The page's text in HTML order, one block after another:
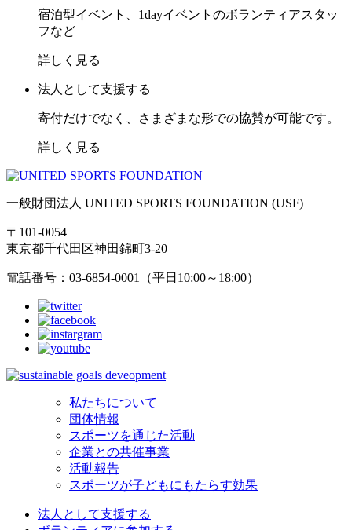
宿泊型イベント、1dayイベントのボランティアスタッ
フなど
詳しく見る
法人として支援する
寄付だけでなく、さまざまな形での協賛が可能です。
詳しく見る
一般財団法人 UNITED SPORTS FOUNDATION (USF)
〒101-0054
東京都千代田区神田錦町3-20
電話番号：03-6854-0001（平日10:00～18:00）
私たちについて
団体情報
スポーツを通じた活動
企業との共催事業
活動報告
スポーツが子どもにもたらす効果
法人として支援する